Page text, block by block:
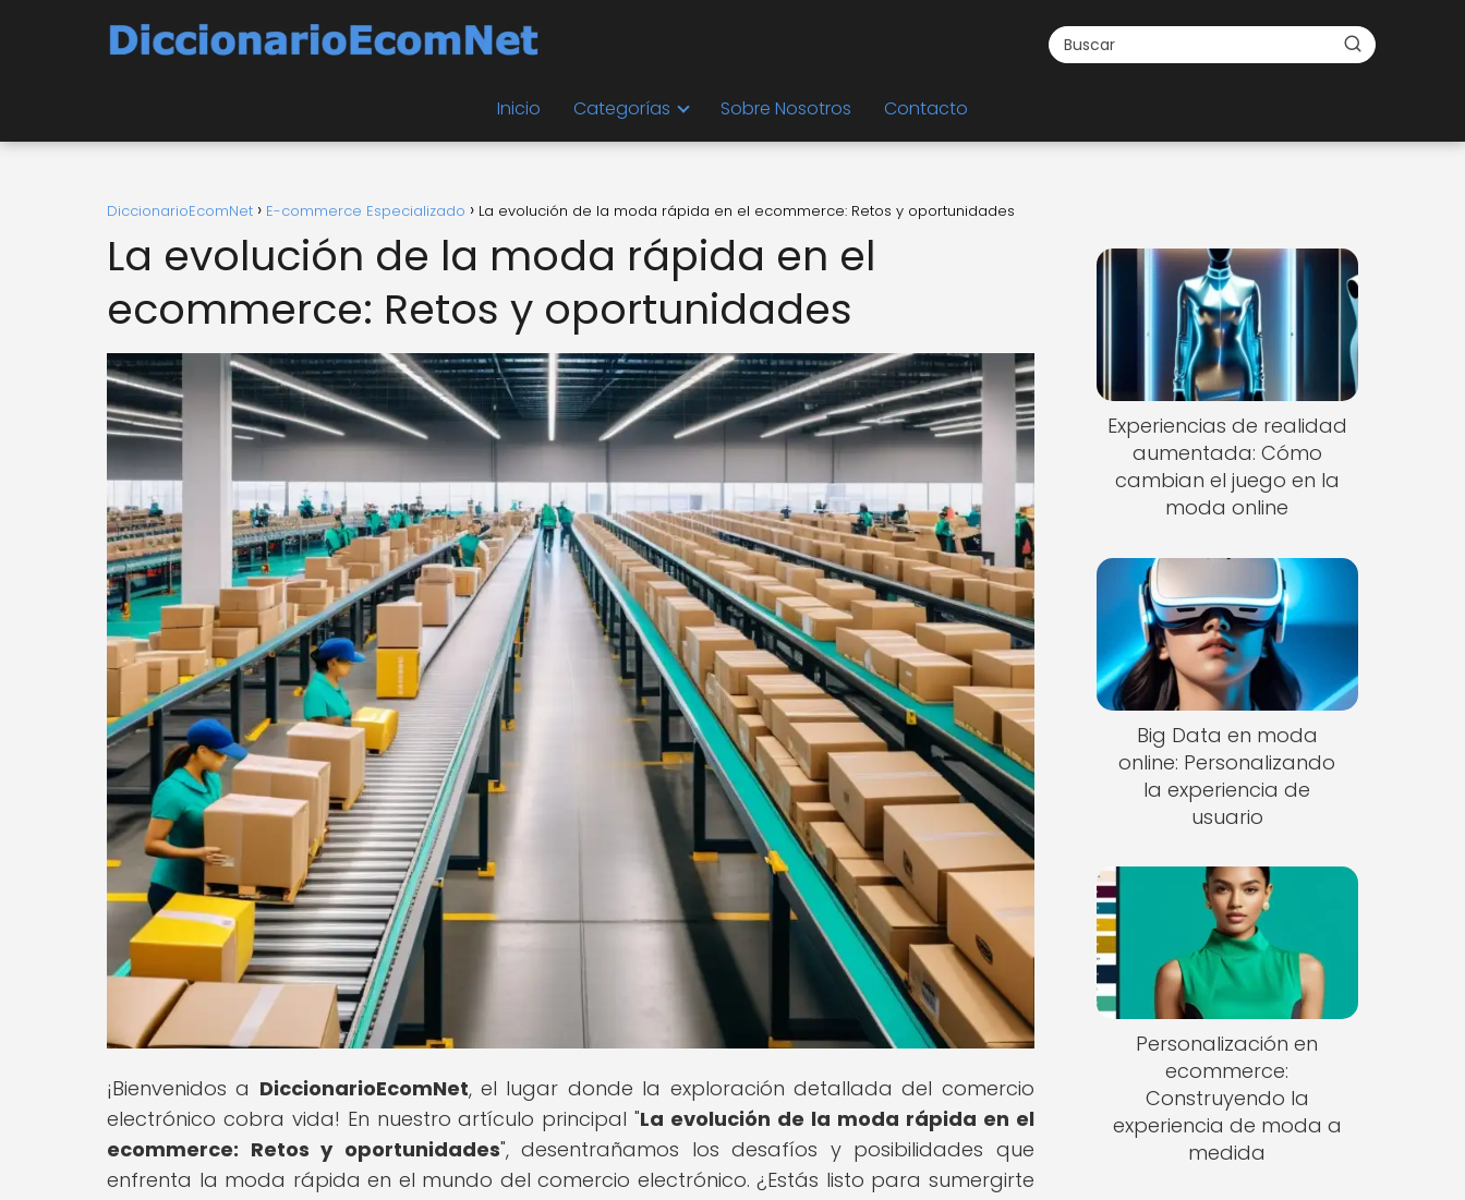
Inicio Categorías Sobre Nosotros Contacto
DiccionarioEcomNet E-commerce Especializado La evolución de la moda rápida en el ecommerce: Retos y oportunidades
La evolución de la moda rápida en el
ecommerce: Retos y oportunidades
¡Bienvenidos a DiccionarioEcomNet, el lugar donde la exploración detallada del comercio
electrónico cobra vida! En nuestro artículo principal "La evolución de la moda rápida en el
ecommerce: Retos y oportunidades", desentrañamos los desafíos y posibilidades que
enfrenta la moda rápida en el mundo del comercio electrónico. ¿Estás listo para sumergirte
Experiencias de realidad
aumentada: Cómo
cambian el juego en la
moda online
Big Data en moda
online: Personalizando
la experiencia de
usuario
Personalización en
ecommerce:
Construyendo la
experiencia de moda a
medida